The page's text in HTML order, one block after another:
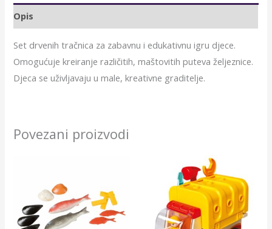
Opis
Set drvenih tračnica za zabavnu i edukativnu igru djece.
Omogućuje kreiranje različitih, maštovitih puteva željeznice.
Djeca se uživljavaju u male, kreativne graditelje.
Povezani proizvodi